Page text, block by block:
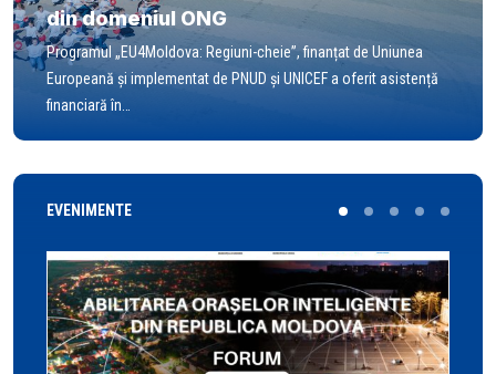
din domeniul ONG
Programul „EU4Moldova: Regiuni-cheie”, finanțat de Uniunea
Europeană și implementat de PNUD și UNICEF a oferit asistență
financiară în…
EVENIMENTE